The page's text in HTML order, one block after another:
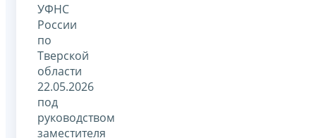
УФНС
России
по
Тверской
области
22.05.2026
под
руководством
заместителя